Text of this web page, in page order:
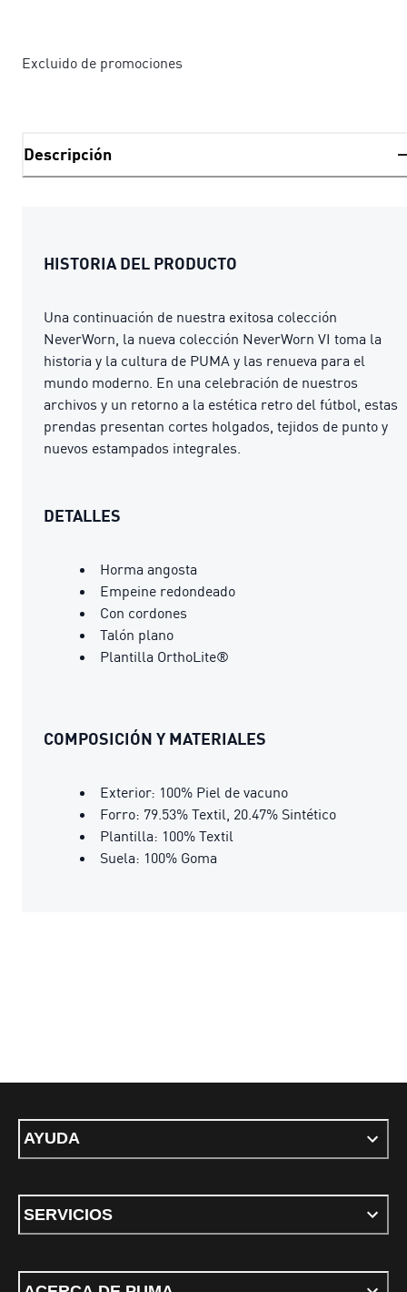
Excluido de promociones
Descripción
HISTORIA DEL PRODUCTO
Una continuación de nuestra exitosa colección
NeverWorn, la nueva colección NeverWorn VI toma la
historia y la cultura de PUMA y las renueva para el
mundo moderno. En una celebración de nuestros
archivos y un retorno a la estética retro del fútbol, estas
prendas presentan cortes holgados, tejidos de punto y
nuevos estampados integrales.
DETALLES
Horma angosta
Empeine redondeado
Con cordones
Talón plano
Plantilla OrthoLite®
COMPOSICIÓN Y MATERIALES
Exterior: 100% Piel de vacuno
Forro: 79.53% Textil, 20.47% Sintético
Plantilla: 100% Textil
Suela: 100% Goma
AYUDA
SERVICIOS